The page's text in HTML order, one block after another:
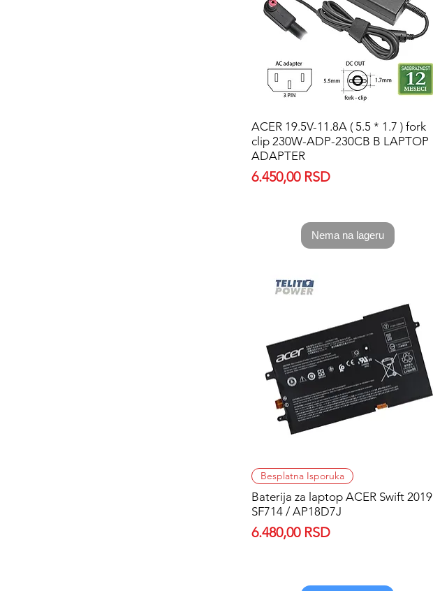
Quick View
ACER 19.5V-11.8A ( 5.5 * 1.7 ) fork
clip 230W-ADP-230CB B LAPTOP
ADAPTER
Price
6.450,00 RSD
Nema na lageru
Quick View
Besplatna Isporuka
Baterija za laptop ACER Swift 2019
SF714 / AP18D7J
Price
6.480,00 RSD